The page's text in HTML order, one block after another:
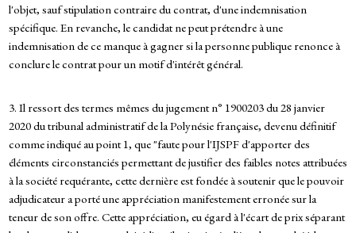
l'objet, sauf stipulation contraire du contrat, d'une indemnisation
spécifique. En revanche, le candidat ne peut prétendre à une
indemnisation de ce manque à gagner si la personne publique renonce à
conclure le contrat pour un motif d'intérêt général.
3. Il ressort des termes mêmes du jugement n° 1900203 du 28 janvier
2020 du tribunal administratif de la Polynésie française, devenu définitif
comme indiqué au point 1, que "faute pour l'IJSPF d'apporter des
éléments circonstanciés permettant de justifier des faibles notes attribuées
à la société requérante, cette dernière est fondée à soutenir que le pouvoir
adjudicateur a porté une appréciation manifestement erronée sur la
teneur de son offre. Cette appréciation, eu égard à l'écart de prix séparant